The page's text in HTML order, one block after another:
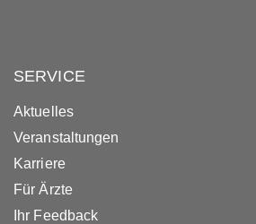
SERVICE
Aktuelles
Veranstaltungen
Karriere
Für Ärzte
Ihr Feedback